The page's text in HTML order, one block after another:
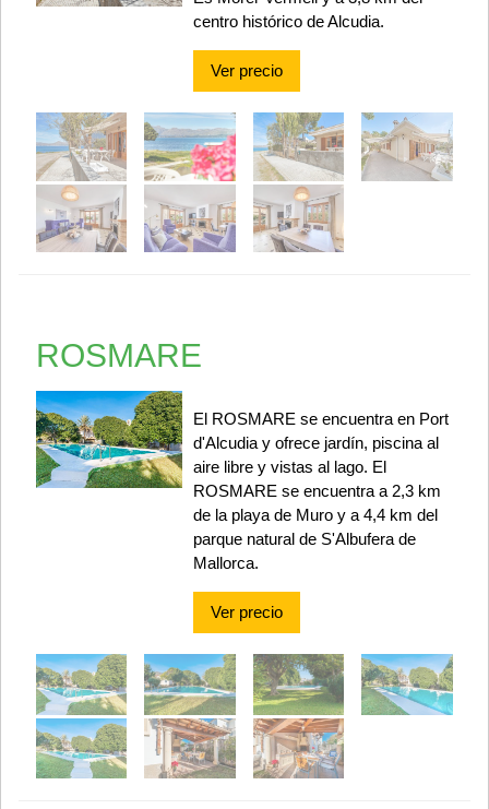
centro histórico de Alcudia.
Ver precio
ROSMARE
El ROSMARE se encuentra en Port
d'Alcudia y ofrece jardín, piscina al
aire libre y vistas al lago. El
ROSMARE se encuentra a 2,3 km
de la playa de Muro y a 4,4 km del
parque natural de S'Albufera de
Mallorca.
Ver precio